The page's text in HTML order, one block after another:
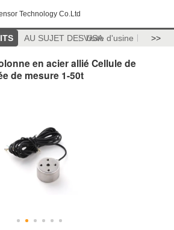
Technology Co.Ltd
AU SUJET DES USAVisite d'usine >>
en acier allié Cellule de
de mesure 1-50t